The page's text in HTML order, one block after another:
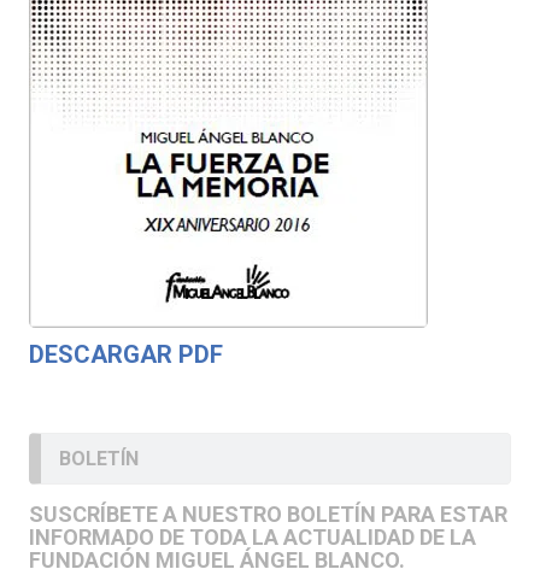
DESCARGAR PDF
BOLETÍN
SUSCRÍBETE A NUESTRO BOLETÍN PARA ESTAR
INFORMADO DE TODA LA ACTUALIDAD DE LA
FUNDACIÓN MIGUEL ÁNGEL BLANCO.